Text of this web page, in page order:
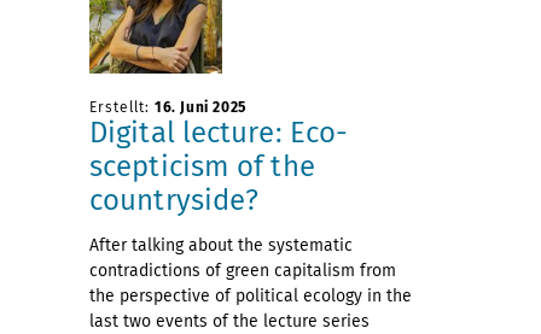
Erstellt: 16. Juni 2025
Digital lecture: Eco-
scepticism of the
countryside?
After talking about the systematic
contradictions of green capitalism from
the perspective of political ecology in the
last two events of the lecture series